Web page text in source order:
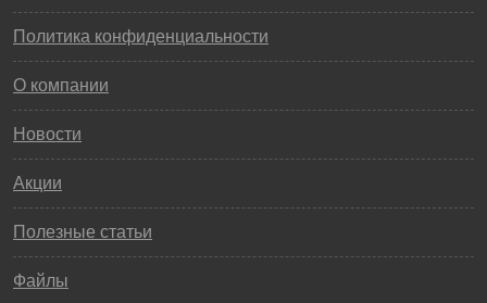
Политика конфиденциальности
О компании
Новости
Акции
Полезные статьи
Файлы